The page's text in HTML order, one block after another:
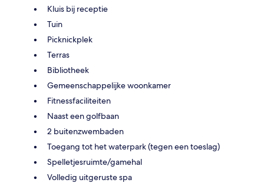
Kluis bij receptie
Tuin
Picknickplek
Terras
Bibliotheek
Gemeenschappelijke woonkamer
Fitnessfaciliteiten
Naast een golfbaan
2 buitenzwembaden
Toegang tot het waterpark (tegen een toeslag)
Spelletjesruimte/gamehal
Volledig uitgeruste spa